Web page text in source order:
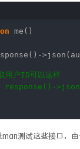
me()
用户ID可以这样
测试这些接口，